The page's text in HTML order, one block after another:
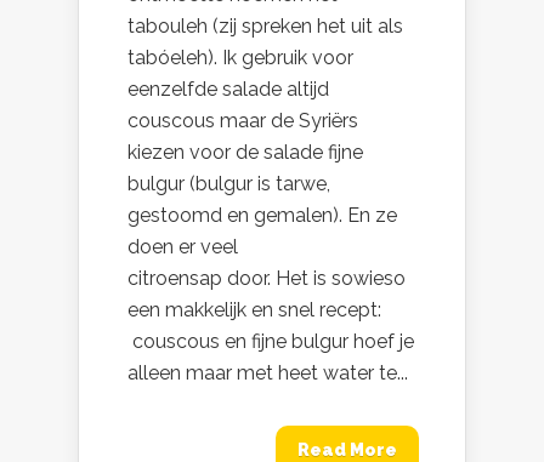
tabouleh (zij spreken het uit als
tabóeleh). Ik gebruik voor
eenzelfde salade altijd
couscous maar de Syriërs
kiezen voor de salade fijne
bulgur (bulgur is tarwe,
gestoomd en gemalen). En ze
doen er veel
citroensap door. Het is sowieso
een makkelijk en snel recept:
couscous en fijne bulgur hoef je
alleen maar met heet water te...
Read More